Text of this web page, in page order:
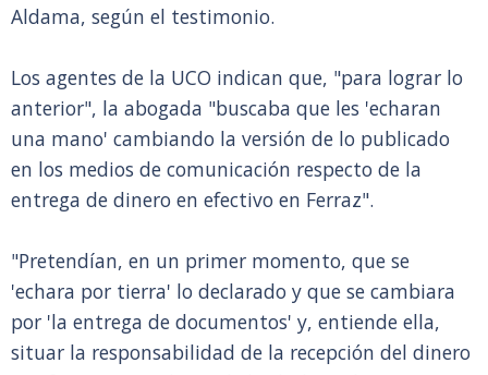
Aldama, según el testimonio.
Los agentes de la UCO indican que, "para lograr lo
anterior", la abogada "buscaba que les 'echaran
una mano' cambiando la versión de lo publicado
en los medios de comunicación respecto de la
entrega de dinero en efectivo en Ferraz".
"Pretendían, en un primer momento, que se
'echara por tierra' lo declarado y que se cambiara
por 'la entrega de documentos' y, entiende ella,
situar la responsabilidad de la recepción del dinero